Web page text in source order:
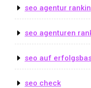
seo agentur
seo agenturen
seo auf
seo check